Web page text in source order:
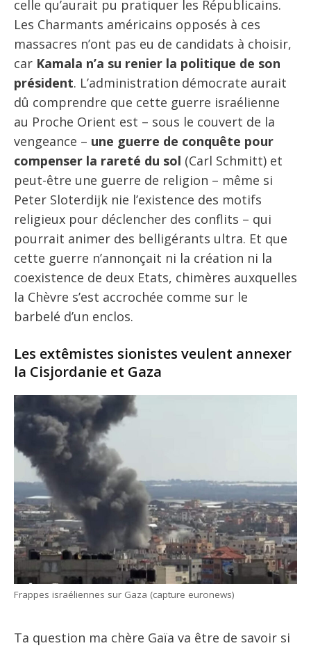
celle qu’aurait pu pratiquer les Républicains.
Les Charmants américains opposés à ces
massacres n’ont pas eu de candidats à choisir,
car Kamala n’a su renier la politique de son
président. L’administration démocrate aurait
dû comprendre que cette guerre israélienne
au Proche Orient est – sous le couvert de la
vengeance – une guerre de conquête pour
compenser la rareté du sol (Carl Schmitt) et
peut-être une guerre de religion – même si
Peter Sloterdijk nie l’existence des motifs
religieux pour déclencher des conflits – qui
pourrait animer des belligérants ultra. Et que
cette guerre n’annonçait ni la création ni la
coexistence de deux Etats, chimères auxquelles
la Chèvre s’est accrochée comme sur le
barbelé d’un enclos.
Les extêmistes sionistes veulent annexer
la Cisjordanie et Gaza
Frappes israéliennes sur Gaza (capture euronews)
Ta question ma chère Gaïa va être de savoir si